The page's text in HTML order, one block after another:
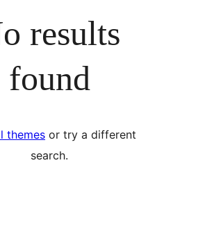
results
found
themes or try a different
search.